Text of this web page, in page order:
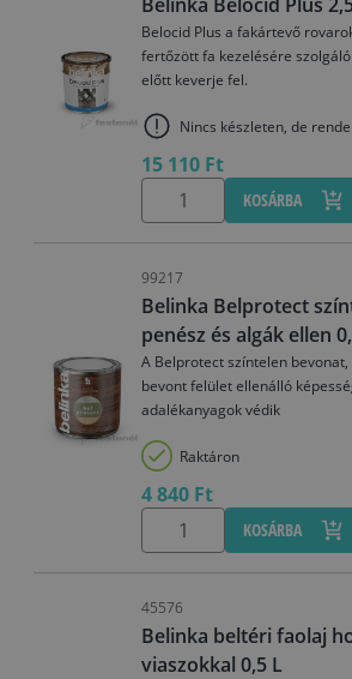
Belocid Plus a fakártevő
fertőzött fa kezelésére
előtt keverje fel.
Nincs készleten, de
15 110 Ft
KOSÁRBA
99217
Belinka Belprotect
penész és algák ellen
A Belprotect színtelen
bevont felület ellenálló
adalékanyagok védik
Raktáron
4 840 Ft
KOSÁRBA
45576
Belinka beltéri faolaj
viaszokkal 0,5 L